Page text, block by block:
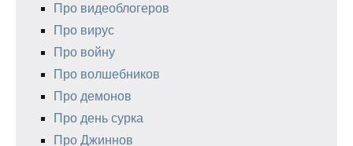
Про видеоблогеров
Про вирус
Про войну
Про волшебников
Про демонов
Про день сурка
Про Джиннов